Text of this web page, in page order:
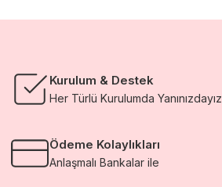
Kurulum & Destek
Her Türlü Kurulumda Yanınızdayız
Ödeme Kolaylıkları
Anlaşmalı Bankalar ile